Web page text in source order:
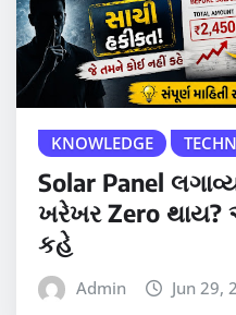
KNOWLEDGE
Solar Panel
ખરેખર Zero
કહે
Admin Jun 29,